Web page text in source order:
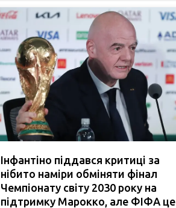
Інфантіно піддався критиці за
нібито наміри обміняти фінал
Чемпіонату світу 2030 року на
підтримку Марокко, але ФІФА це